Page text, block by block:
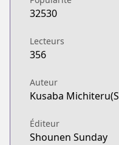
32530
Lecteurs
356
Auteur
Kusaba
Éditeur
Shounen Sunday